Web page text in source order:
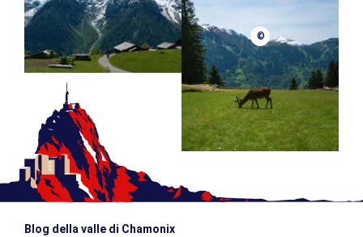
©
Blog della valle di Chamonix